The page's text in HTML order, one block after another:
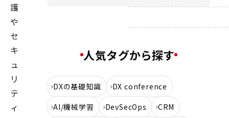
護
や
セ
キ
ュ
リ
テ
ィ
人気タグから探す
DXの基礎知識
DX conference
AI/機械学習
DevSecOps
CRM